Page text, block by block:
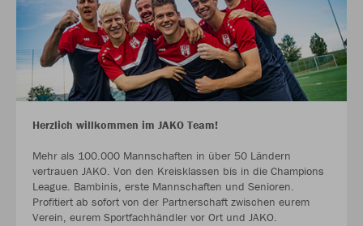
Herzlich willkommen im JAKO Team!
Mehr als 100.000 Mannschaften in über 50 Ländern
vertrauen JAKO. Von den Kreisklassen bis in die Champions
League. Bambinis, erste Mannschaften und Senioren.
Profitiert ab sofort von der Partnerschaft zwischen eurem
Verein, eurem Sportfachhändler vor Ort und JAKO.